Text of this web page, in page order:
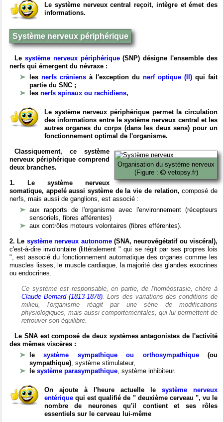
Le système nerveux central reçoit, intègre et émet des
informations.
Système nerveux périphérique
Le système nerveux périphérique(SNP) désigne l'ensemble des
nerfs qui émergent du névraxe :
les nerfs crâniens à l'exception du nerf optique (II) qui fait
partie du SNC ;
les nerfs spinaux ou rachidiens,
Le système nerveux périphérique permet la circulation
des informations entre le système nerveux central et les
autres organes du corps (dans les deux sens) pour un
fonctionnement optimal de l'organisme.
Organisation du système nerveux
(Figure :
vetopsy.fr)
Classiquement, ce système
nerveux périphérique comprend
deux branches.
1. Le système nerveux
somatique, appelé aussi système de la vie de relation, composé de
nerfs, mais aussi de ganglions, est associé :
aux rapports de l'organisme avec l'environnement (récepteurs
sensoriels, fibres afférentes)
aux contrôles moteurs volontaires (fibres efférentes).
2. Le système nerveux autonome(SNA, neurovégétatif ou viscéral),
c'est-à-dire involontaire (littéralement " qui se régit par ses propres lois
", est associé du fonctionnement automatique des organes comme les
muscles lisses, le muscle cardiaque, la majorité des glandes exocrines
ou endocrines.
Ce système est responsable, en partie, de l'homéostasie, chère à
Claude Bernard (1813-1878). Lors des variations des conditions de
milieu, l'organisme réagit par une série de modifications
physiologiques, mais aussi comportementales, qui lui permettent de
retrouver son équilibre.
Le SNA est composé de deux systèmes antagonistes de l'activité
des mêmes viscères :
lesystème sympathique ou orthosympathique(ou
sympathique), système stimulateur,
le système parasympathique, système inhibiteur.
On ajoute à l'heure actuelle le système nerveux
entérique qui est qualifié de " deuxième cerveau ", vu le
nombre de neurones qu'il contient et ses rôles
essentiels sur le cerveau lui-même